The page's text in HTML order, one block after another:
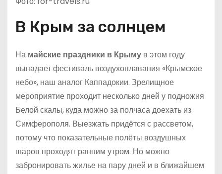
В Крым за солнцем
На майские праздники в Крыму в этом году
выпадает фестиваль воздухоплавания «Крымское
небо», наш аналог Каппадокии. Зрелищное
мероприятие проходит несколько дней у подножия
Белой скалы, куда можно за полчаса доехать из
Симферополя. Выезжать придётся с рассветом,
потому что показательные полёты воздушных
шаров проходят ранним утром. Но можно
забронировать жилье на пару дней и в ближайшем